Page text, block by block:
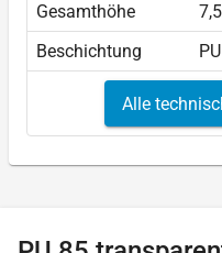
Gesamthöhe
Beschichtung
Alle